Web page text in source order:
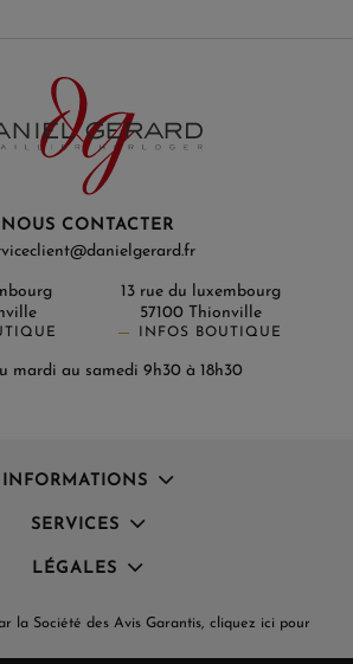
NOUS CONTACTER
13 rue du luxembourg
57100 Thionville
INFOS BOUTIQUE
mardi au samedi 9h30 à 18h30
INFORMATIONS
SERVICES
LÉGALES
la Société des Avis Garantis, cliquez ici pour